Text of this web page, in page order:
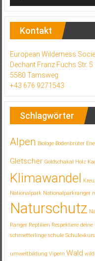
Kontakt
European Wilderness
Dechant Franz Fuchs Str. 5
5580 Tamsweg
+43 676 9271543
Schlagwörter
Alpen Biologe Bodenbrüter
Gletscher Goldschakal Holz
Klimawandel
Nationalpark Nationalparkranger
Naturschutz
Ranger Reptilien Respektiere deine
schmetterlinge schule
umweltbildung Vipern Wald